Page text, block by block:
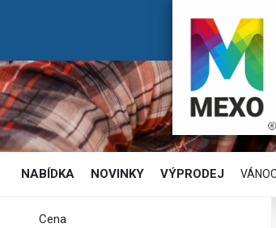
NABÍDKA NOVINKY VÝPRODEJ
Cena